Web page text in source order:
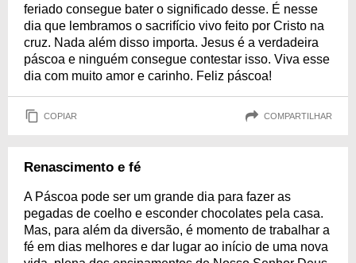
feriado consegue bater o significado desse. É nesse
dia que lembramos o sacrifício vivo feito por Cristo na
cruz. Nada além disso importa. Jesus é a verdadeira
páscoa e ninguém consegue contestar isso. Viva esse
dia com muito amor e carinho. Feliz páscoa!
COPIAR COMPARTILHAR
Renascimento e fé
A Páscoa pode ser um grande dia para fazer as
pegadas de coelho e esconder chocolates pela casa.
Mas, para além da diversão, é momento de trabalhar a
fé em dias melhores e dar lugar ao início de uma nova